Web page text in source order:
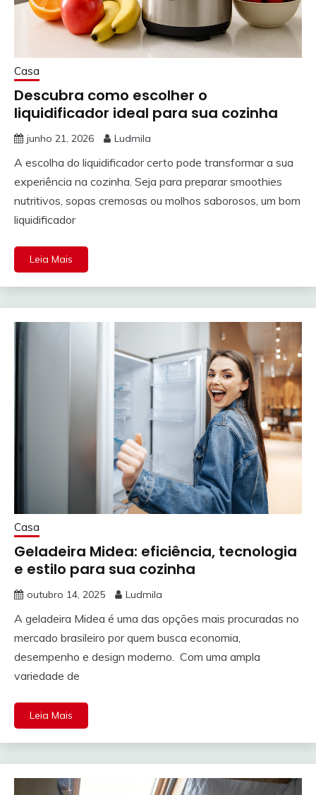
Casa
Descubra como escolher o
liquidificador ideal para sua cozinha
junho 21, 2026 Ludmila
A escolha do liquidificador certo pode transformar a sua
experiência na cozinha. Seja para preparar smoothies
nutritivos, sopas cremosas ou molhos saborosos, um bom
liquidificador
Leia Mais
Casa
Geladeira Midea: eficiência, tecnologia
e estilo para sua cozinha
outubro 14, 2025 Ludmila
A geladeira Midea é uma das opções mais procuradas no
mercado brasileiro por quem busca economia,
desempenho e design moderno. Com uma ampla
variedade de
Leia Mais